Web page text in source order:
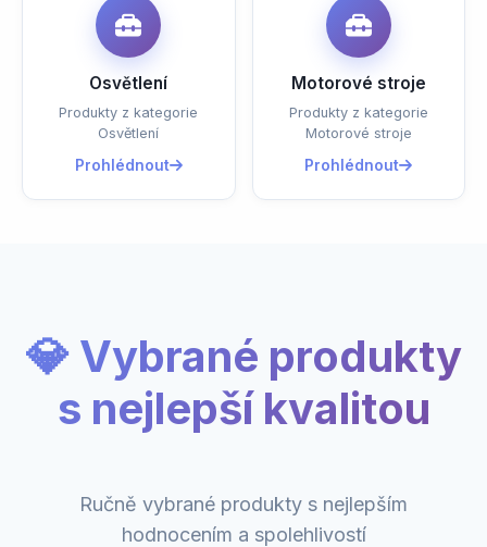
Osvětlení
Produkty z kategorie
Osvětlení
Prohlédnout
Motorové stroje
Produkty z kategorie
Motorové stroje
Prohlédnout
💎 Vybrané produkty
s nejlepší kvalitou
Ručně vybrané produkty s nejlepším
hodnocením a spolehlivostí